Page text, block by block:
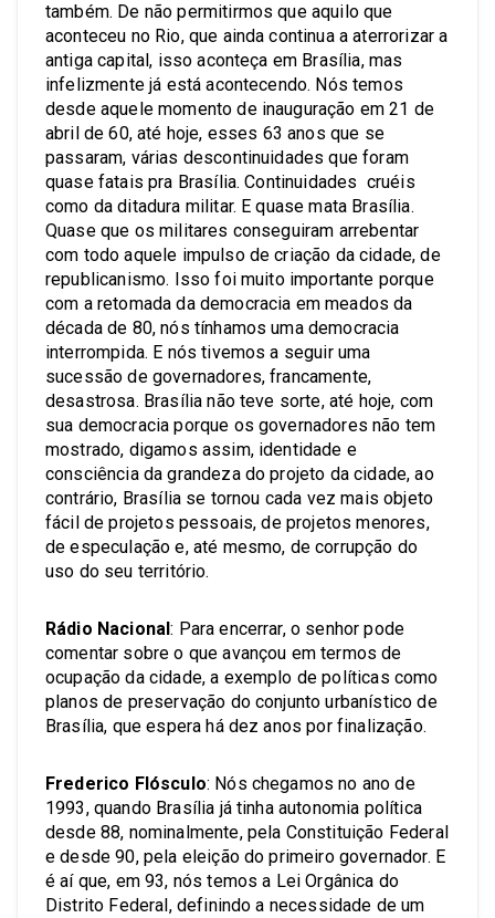
também. De não permitirmos que aquilo que
aconteceu no Rio, que ainda continua a aterrorizar a
antiga capital, isso aconteça em Brasília, mas
infelizmente já está acontecendo. Nós temos
desde aquele momento de inauguração em 21 de
abril de 60, até hoje, esses 63 anos que se
passaram, várias descontinuidades que foram
quase fatais pra Brasília. Continuidades cruéis
como da ditadura militar. E quase mata Brasília.
Quase que os militares conseguiram arrebentar
com todo aquele impulso de criação da cidade, de
republicanismo. Isso foi muito importante porque
com a retomada da democracia em meados da
década de 80, nós tínhamos uma democracia
interrompida. E nós tivemos a seguir uma
sucessão de governadores, francamente,
desastrosa. Brasília não teve sorte, até hoje, com
sua democracia porque os governadores não tem
mostrado, digamos assim, identidade e
consciência da grandeza do projeto da cidade, ao
contrário, Brasília se tornou cada vez mais objeto
fácil de projetos pessoais, de projetos menores,
de especulação e, até mesmo, de corrupção do
uso do seu território.
Rádio Nacional: Para encerrar, o senhor pode
comentar sobre o que avançou em termos de
ocupação da cidade, a exemplo de políticas como
planos de preservação do conjunto urbanístico de
Brasília, que espera há dez anos por finalização.
Frederico Flósculo: Nós chegamos no ano de
1993, quando Brasília já tinha autonomia política
desde 88, nominalmente, pela Constituição Federal
e desde 90, pela eleição do primeiro governador. E
é aí que, em 93, nós temos a Lei Orgânica do
Distrito Federal, definindo a necessidade de um